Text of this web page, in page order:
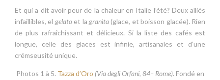
Et qui a dit avoir peur de la chaleur en Italie l’été? Deux alliés
infaillibles, el gelatoet lagranita (glace, et boisson glacée). Rien
de plus rafraîchissant et délicieux. Si la liste des cafés est
longue, celle des glaces est infinie, artisanales et d’une
crémseusité unique.
Photos 1 à 5. Tazza d’Oro (Via degli Orfani, 84– Rome). Fondé en